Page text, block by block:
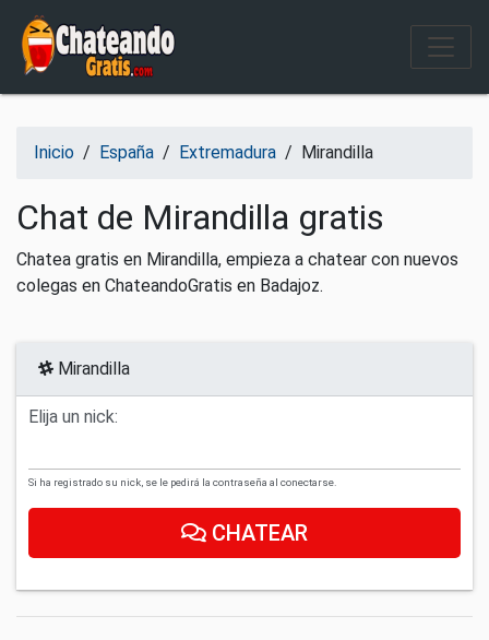
Salir del contenido
Inicio / España / Extremadura / Mirandilla
Chat de Mirandilla gratis
Chatea gratis en Mirandilla, empieza a chatear con nuevos
colegas en ChateandoGratis en Badajoz.
Mirandilla
Elija un nick:
Si ha registrado su nick, se le pedirá la contraseña al conectarse.
CHATEAR